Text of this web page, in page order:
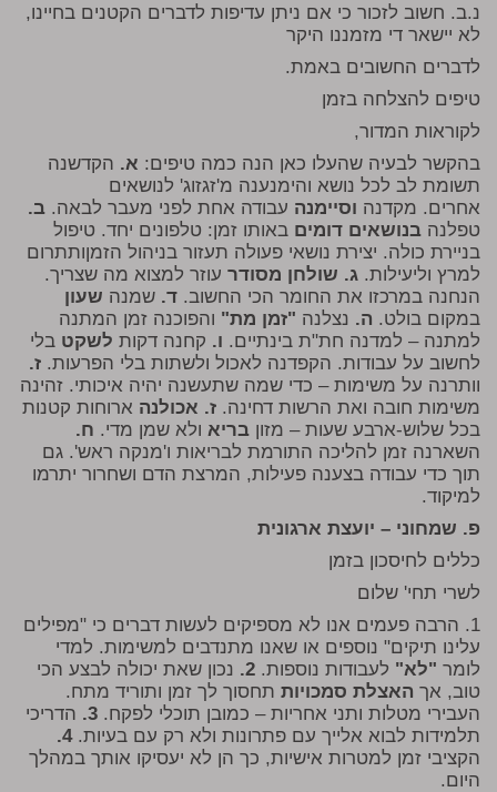
נ.ב. חשוב לזכור כי אם ניתן עדיפות לדברים הקטנים בחיינו,
לא יישאר די מזמננו היקר
לדברים החשובים באמת.
טיפים להצלחה בזמן
לקוראות המדור,
בהקשר לבעיה שהעלו כאן הנה כמה טיפים: א. הקדשנה
תשומת לב לכל נושא והימנענה מ'זגזוג' לנושאים
אחרים. מקדנה וסיימנה עבודה אחת לפני מעבר לבאה. ב.
טפלנה בנושאים דומים באותו זמן: טלפונים יחד. טיפול
בניירת כולה. יצירת נושאי פעולה תעזור בניהול הזמןותתרום
למרץ וליעילות. ג. שולחן מסודר עוזר למצוא מה שצריך.
הנחנה במרכזו את החומר הכי החשוב. ד. שמנה שעון
במקום בולט. ה. נצלנה "זמן מת" והפוכנה זמן המתנה
למתנה – למדנה חת"ת בינתיים. ו. קחנה דקות לשקט בלי
לחשוב על עבודות. הקפדנה לאכול ולשתות בלי הפרעות. ז.
וותרנה על משימות – כדי שמה שתעשנה יהיה איכותי. זהינה
משימות חובה ואת הרשות דחינה. ז. אכולנה ארוחות קטנות
בכל שלוש-ארבע שעות – מזון בריא ולא שמן מדי. ח.
השארנה זמן להליכה התורמת לבריאות ו'מנקה ראש'. גם
תוך כדי עבודה בצענה פעילות, המרצת הדם ושחרור יתרמו
למיקוד.
פ. שמחוני – יועצת ארגונית
כללים לחיסכון בזמן
לשרי תחי' שלום
1. הרבה פעמים אנו לא מספיקים לעשות דברים כי "מפילים
עלינו תיקים" נוספים או שאנו מתנדבים למשימות. למדי
לומר "לא" לעבודות נוספות. 2. נכון שאת יכולה לבצע הכי
טוב, אך האצלת סמכויות תחסוך לך זמן ותוריד מתח.
העבירי מטלות ותני אחריות – כמובן תוכלי לפקח. 3. הדריכי
תלמידות לבוא אלייך עם פתרונות ולא רק עם בעיות.4.
הקציבי זמן למטרות אישיות, כך הן לא יעסיקו אותך במהלך
היום.